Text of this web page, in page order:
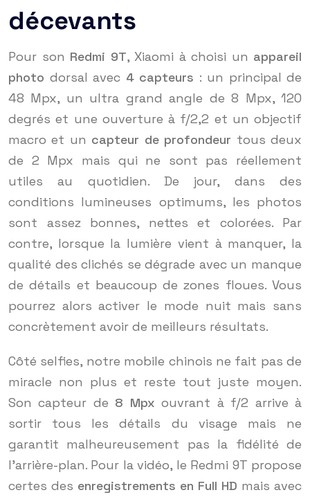
décevants
Pour son Redmi 9T, Xiaomi à choisi un appareil
photo dorsal avec 4 capteurs : un principal de
48 Mpx, un ultra grand angle de 8 Mpx, 120
degrés et une ouverture à f/2,2 et un objectif
macro et un capteur de profondeur tous deux
de 2 Mpx mais qui ne sont pas réellement
utiles au quotidien. De jour, dans des
conditions lumineuses optimums, les photos
sont assez bonnes, nettes et colorées. Par
contre, lorsque la lumière vient à manquer, la
qualité des clichés se dégrade avec un manque
de détails et beaucoup de zones floues. Vous
pourrez alors activer le mode nuit mais sans
concrètement avoir de meilleurs résultats.
Côté selfies, notre mobile chinois ne fait pas de
miracle non plus et reste tout juste moyen.
Son capteur de 8 Mpx ouvrant à f/2 arrive à
sortir tous les détails du visage mais ne
garantit malheureusement pas la fidélité de
l’arrière-plan. Pour la vidéo, le Redmi 9T propose
certes des enregistrements en Full HD mais avec